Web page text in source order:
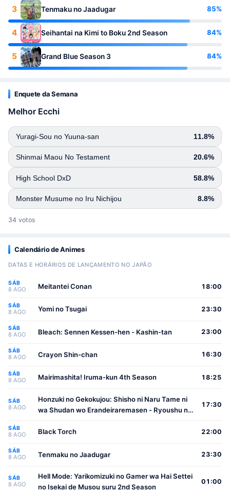
3 Tenmaku no Jaadugar 85%
4 Seihantai na Kimi to Boku 2nd Season 84%
5 Grand Blue Season 3 84%
Enquete da Semana
Melhor Ecchi
Yuragi-Sou no Yuuna-san 11.8%
Shinmai Maou No Testament 20.6%
High School DxD 58.8%
Monster Musume no Iru Nichijou 8.8%
34 votos
Calendário de Animes
DATAS E HORÁRIOS DE LANÇAMENTO NO JAPÃO
SÁB
8 AGO Meitantei Conan 18:00
SÁB
8 AGO Yomi no Tsugai 23:30
SÁB
8 AGO Bleach: Sennen Kessen-hen - Kashin-tan 23:00
SÁB
8 AGO Crayon Shin-chan 16:30
SÁB
8 AGO Mairimashita! Iruma-kun 4th Season 18:25
SÁB
8 AGO
Honzuki no Gekokujou: Shisho ni Naru Tame ni
wa Shudan wo Erandeiraremasen - Ryoushu no
17:30
SÁB
8 AGO Black Torch 22:00
SÁB
8 AGO Tenmaku no Jaadugar 23:30
SÁB
8 AGO
Hell Mode: Yarikomizuki no Gamer wa Hai Settei
no Isekai de Musou suru 2nd Season
01:00